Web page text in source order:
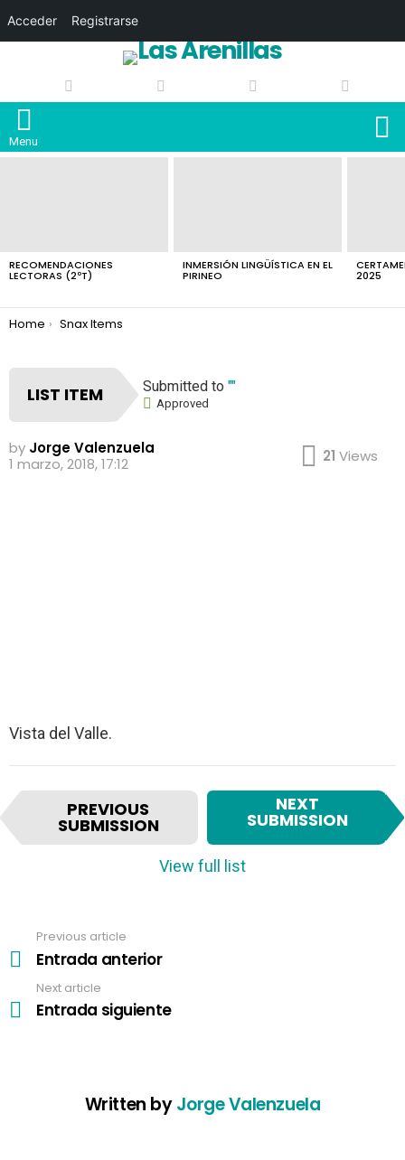
Menu
RECOMENDACIONES
LECTORAS (2ºT)
INMERSIÓN LINGÜÍSTICA EN EL
PIRINEO 2025
You are here:
Home Snax Items
LIST ITEM Submitted to ""
Approved
by Jorge Valenzuela
1 marzo, 2018, 17:12
21 Views
Vista del Valle.
I
e
i
g
t
PREVIOUS
SUBMISSION
NEXT
SUBMISSION
View full list
more
Previous article
Entrada anterior
Next article
Entrada siguiente
Written byJorge Valenzuela
Acceder Registrarse